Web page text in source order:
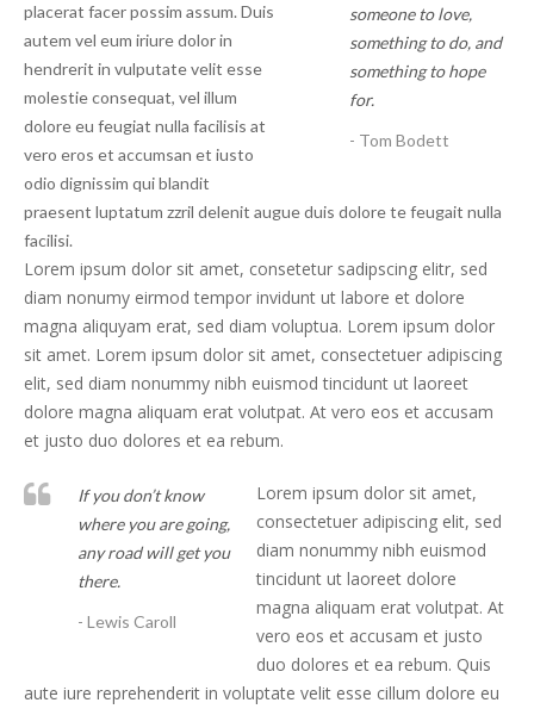
someone to love,
something to do, and
something to hope
for.
- Tom Bodett
placerat facer possim assum. Duis
autem vel eum iriure dolor in
hendrerit in vulputate velit esse
molestie consequat, vel illum
dolore eu feugiat nulla facilisis at
vero eros et accumsan et iusto
odio dignissim qui blandit
praesent luptatum zzril delenit augue duis dolore te feugait nulla
facilisi.
Lorem ipsum dolor sit amet, consetetur sadipscing elitr, sed
diam nonumy eirmod tempor invidunt ut labore et dolore
magna aliquyam erat, sed diam voluptua. Lorem ipsum dolor
sit amet. Lorem ipsum dolor sit amet, consectetuer adipiscing
elit, sed diam nonummy nibh euismod tincidunt ut laoreet
dolore magna aliquam erat volutpat. At vero eos et accusam
et justo duo dolores et ea rebum.
If you don’t know
where you are going,
any road will get you
there.
- Lewis Caroll
Lorem ipsum dolor sit amet,
consectetuer adipiscing elit, sed
diam nonummy nibh euismod
tincidunt ut laoreet dolore
magna aliquam erat volutpat. At
vero eos et accusam et justo
duo dolores et ea rebum. Quis
aute iure reprehenderit in voluptate velit esse cillum dolore eu